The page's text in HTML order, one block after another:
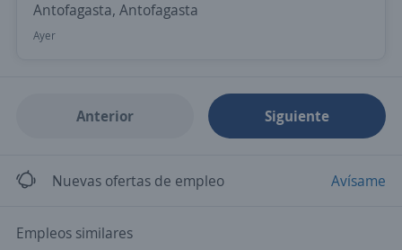
Antofagasta, Antofagasta
Ayer
Anterior Siguiente
Nuevas ofertas de empleo Avísame
Empleos similares